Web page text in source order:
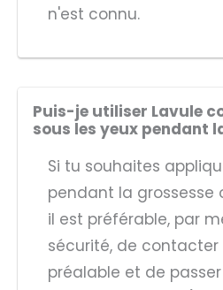
n'est connu.
Puis-je utiliser Lavule
sous les yeux pendant
Si tu souhaites
pendant la grossesse
il est préférable, par
sécurité, de
préalable et de